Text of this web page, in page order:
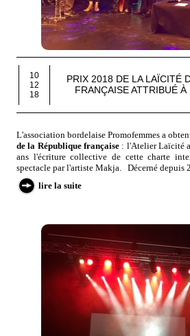
10
12
18
PRIX 2018 DE LA LAÏCITÉ
FRANÇAISE ATTRIBUÉ
L'association bordelaise Promofemmes a
de la République française: l'Atelier Laïcité a
ans l'écriture collective de cette charte
spectacle par l'artiste Makja. Décerné depuis
lire la suite